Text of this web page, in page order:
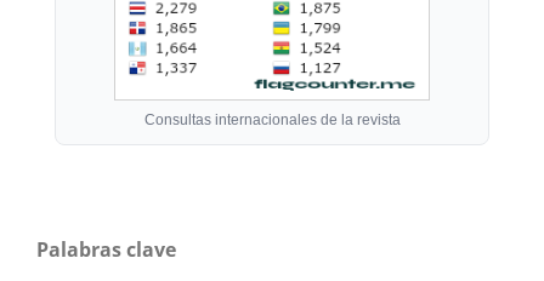
Consultas internacionales de la revista
Palabras clave